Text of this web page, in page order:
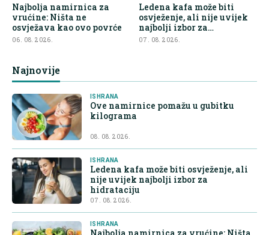
Najbolja namirnica za
vrućine: Ništa ne
osvježava kao ovo povrće
06. 08. 2026.
Ledena kafa može biti
osvježenje, ali nije uvijek
najbolji izbor za
hidrataciju
07. 08. 2026.
Najnovije
ISHRANA
Ove namirnice pomažu u gubitku
kilograma
08. 08. 2026.
ISHRANA
Ledena kafa može biti osvježenje, ali
nije uvijek najbolji izbor za
hidrataciju
07. 08. 2026.
ISHRANA